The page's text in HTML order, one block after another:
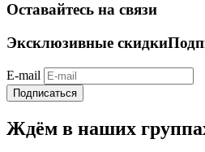
Оставайтесь на связи
Эксклюзивные скидки
E-mail
Подписаться
Ждём в наших